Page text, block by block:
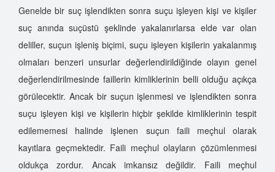
Genelde bir suç işlendikten sonra suçu işleyen kişi ve kişiler
suç anında suçüstü şeklinde yakalanırlarsa elde var olan
deliller, suçun işleniş biçimi, suçu işleyen kişilerin yakalanmış
olmaları benzeri unsurlar değerlendirildiğinde olayın genel
değerlendirilmesinde faillerin kimliklerinin belli olduğu açıkça
görülecektir. Ancak bir suçun işlenmesi ve işlendikten sonra
suçu işleyen kişi ve kişilerin hiçbir şekilde kimliklerinin tespit
edilememesi halinde işlenen suçun faili meçhul olarak
kayıtlara geçmektedir. Faili meçhul olayların çözümlenmesi
oldukça zordur. Ancak imkansız değildir. Faili meçhul